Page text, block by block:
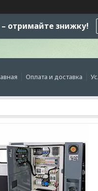
отримайте знижку!
Оплата и доставка